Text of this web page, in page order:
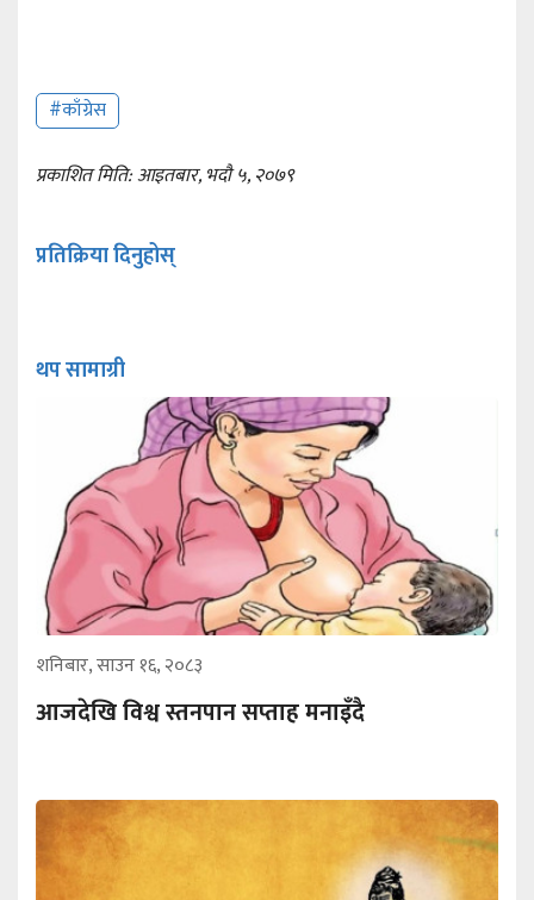
#काँग्रेस
प्रकाशित मिति: आइतबार, भदौ ५, २०७९
प्रतिक्रिया दिनुहोस्
थप सामाग्री
शनिबार, साउन १६, २०८३
आजदेखि विश्व स्तनपान सप्ताह मनाइँदै